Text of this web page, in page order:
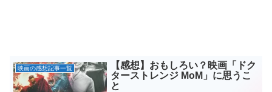
映画の感想記事一覧
【感想】おもしろい？映画「ドク
ターストレンジ MoM」に思うこ
と